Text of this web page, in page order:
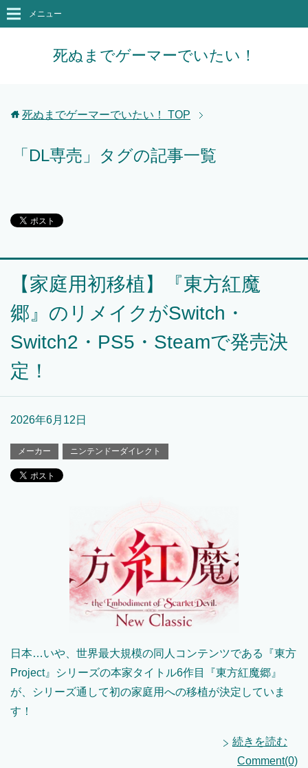
死ぬまでゲーマーでいたい！
メニュー
死ぬまでゲーマーでいたい！ TOP
「DL専売」タグの記事一覧
【家庭用初移植】『東方紅魔
郷』のリメイクがSwitch・
Switch2・PS5・Steamで発売決
定！
2026年6月12日
メーカー ニンテンドーダイレクト
日本…いや、世界最大規模の同人コンテンツである『東方
Project』シリーズの本家タイトル6作目『東方紅魔郷』
が、シリーズ通して初の家庭用への移植が決定していま
す！
続きを読む
Comment(0)